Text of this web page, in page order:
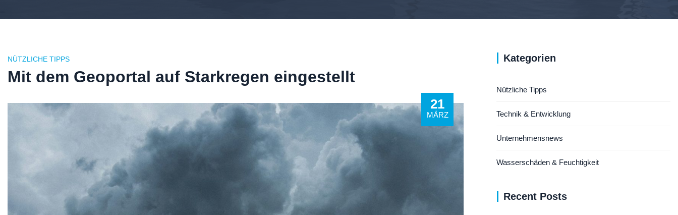
NÜTZLICHE TIPPS
Mit dem Geoportal auf Starkregen eingestellt
21
MÄRZ
Kategorien
Nützliche Tipps
Technik & Entwicklung
Unternehmensnews
Wasserschäden & Feuchtigkeit
Recent Posts